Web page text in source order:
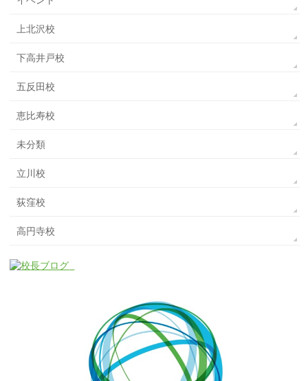
上北沢校
下高井戸校
五反田校
恵比寿校
未分類
立川校
荻窪校
高円寺校